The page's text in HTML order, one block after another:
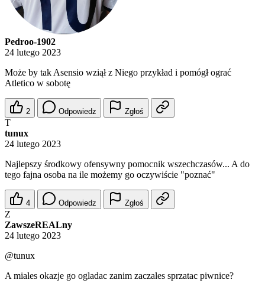
Pedroo-1902
24 lutego 2023
Może by tak Asensio wziął z Niego przykład i pomógł ograć
Atletico w sobotę
2 Odpowiedz Zgłoś
T
tunux
24 lutego 2023
Najlepszy środkowy ofensywny pomocnik wszechczasów... A do
tego fajna osoba na ile możemy go oczywiście "poznać"
4 Odpowiedz Zgłoś
Z
ZawszeREALny
24 lutego 2023
@tunux
A miales okazje go ogladac zanim zaczales sprzatac piwnice?